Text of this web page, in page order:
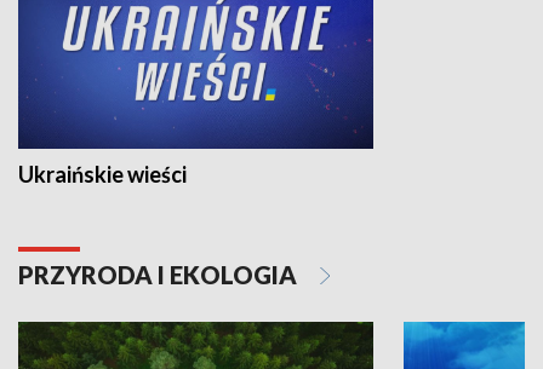
Ukraińskie wieści
PRZYRODA I EKOLOGIA